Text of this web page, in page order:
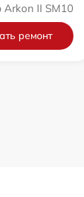
Arkon II SM10
ремонт